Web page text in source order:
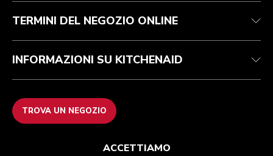
FAQ
ODR
TERMINI DEL NEGOZIO ONLINE
INFORMAZIONI SU KITCHENAID
TROVA UN NEGOZIO
ACCETTIAMO